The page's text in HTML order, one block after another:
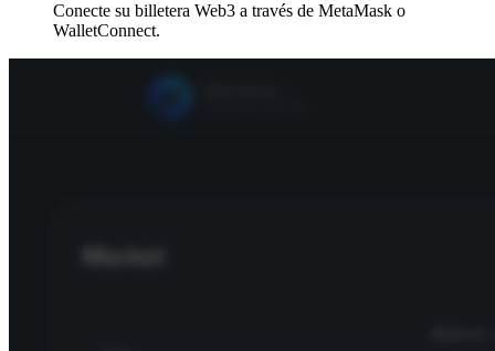
Conecte su billetera Web3 a través de MetaMask o
WalletConnect.